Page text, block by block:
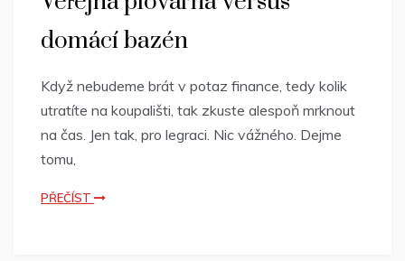
domácí bazén
Když nebudeme brát v potaz finance, tedy kolik
utratíte na koupališti, tak zkuste alespoň mrknout
na čas. Jen tak, pro legraci. Nic vážného. Dejme
tomu,
PŘEČÍST